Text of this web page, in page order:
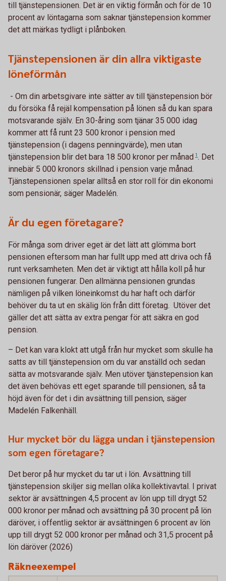
till tjänstepensionen. Det är en viktig förmån och för de 10
procent av löntagarna som saknar tjänstepension kommer
det att märkas tydligt i plånboken.
Tjänstepensionen är din allra viktigaste
löneförmån
- Om din arbetsgivare inte sätter av till tjänstepension bör
du försöka få rejäl kompensation på lönen så du kan spara
motsvarande själv. En 30-åring som tjänar 35 000 idag
kommer att få runt 23 500 kronor i pension med
tjänstepension (i dagens penningvärde), men utan
tjänstepension blir det bara 18 500 kronor per månad 1. Det
innebär 5 000 kronors skillnad i pension varje månad.
Tjänstepensionen spelar alltså en stor roll för din ekonomi
som pensionär, säger Madelén.
Är du egen företagare?
För många som driver eget är det lätt att glömma bort
pensionen eftersom man har fullt upp med att driva och få
runt verksamheten. Men det är viktigt att hålla koll på hur
pensionen fungerar. Den allmänna pensionen grundas
nämligen på vilken löneinkomst du har haft och därför
behöver du ta ut en skälig lön från ditt företag. Utöver det
gäller det att sätta av extra pengar för att säkra en god
pension.
– Det kan vara klokt att utgå från hur mycket som skulle ha
satts av till tjänstepension om du var anställd och sedan
sätta av motsvarande själv. Men utöver tjänstepension kan
det även behövas ett eget sparande till pensionen, så ta
höjd även för det i din avsättning till pension, säger
Madelén Falkenhäll.
Hur mycket bör du lägga undan i tjänstepension
som egen företagare?
Det beror på hur mycket du tar ut i lön. Avsättning till
tjänstepension skiljer sig mellan olika kollektivavtal. I privat
sektor är avsättningen 4,5 procent av lön upp till drygt 52
000 kronor per månad och avsättning på 30 procent på lön
däröver, i offentlig sektor är avsättningen 6 procent av lön
upp till drygt 52 000 kronor per månad och 31,5 procent på
lön däröver (2026)
Räkneexempel